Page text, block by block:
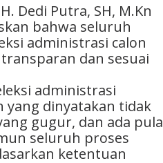
Dedi Putra, SH, M.Kn
bahwa seluruh
administrasi calon
dan sesuai
administrasi
yang dinyatakan tidak
gugur, dan ada pula
seluruh proses
ketentuan